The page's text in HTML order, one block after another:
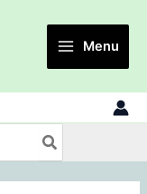
Menu